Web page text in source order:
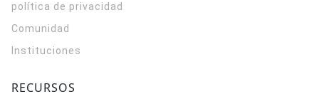
política de privacidad
Comunidad
Instituciones
RECURSOS